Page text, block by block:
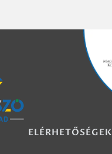
ELÉRHETŐSÉGEK